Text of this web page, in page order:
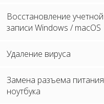
Восстановление учетной
записи Windows / macOS
Удаление вируса
Замена разъема питания
ноутбука